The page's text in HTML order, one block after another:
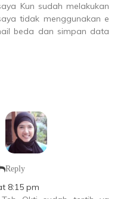
Kun sudah melakukan
tidak menggunakan e
beda dan simpan data
Reply
8:15 pm